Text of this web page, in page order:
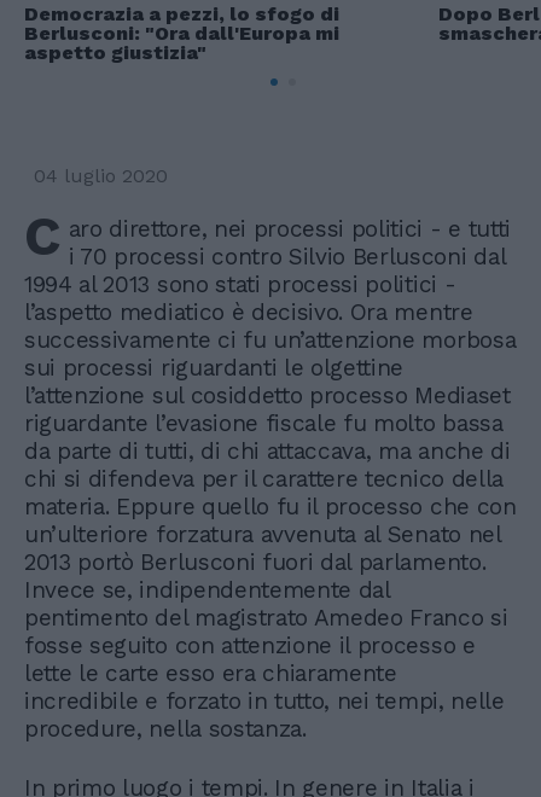
Democrazia a pezzi, lo sfogo di
Berlusconi: "Ora dall'Europa mi
aspetto giustizia"
Dopo
04 luglio 2020
C aro direttore, nei processi politici - e tutti
i 70 processi contro Silvio Berlusconi dal
1994 al 2013 sono stati processi politici -
l’aspetto mediatico è decisivo. Ora mentre
successivamente ci fu un’attenzione morbosa
sui processi riguardanti le olgettine
l’attenzione sul cosiddetto processo Mediaset
riguardante l’evasione fiscale fu molto bassa
da parte di tutti, di chi attaccava, ma anche di
chi si difendeva per il carattere tecnico della
materia. Eppure quello fu il processo che con
un’ulteriore forzatura avvenuta al Senato nel
2013 portò Berlusconi fuori dal parlamento.
Invece se, indipendentemente dal
pentimento del magistrato Amedeo Franco si
fosse seguito con attenzione il processo e
lette le carte esso era chiaramente
incredibile e forzato in tutto, nei tempi, nelle
procedure, nella sostanza.
In primo luogo i tempi. In genere in Italia i